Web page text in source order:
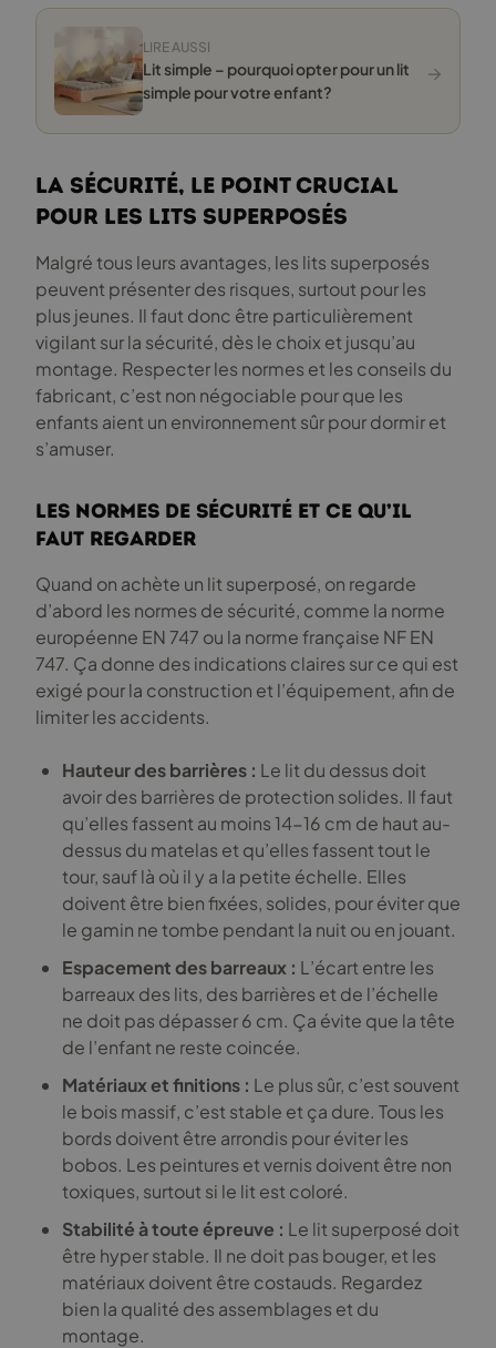
LIRE AUSSI
Lit simple – pourquoi opter pour un lit
simple pour votre enfant?
→
La Sécurité, le point crucial
pour les lits superposés
Malgré tous leurs avantages, les lits superposés
peuvent présenter des risques, surtout pour les
plus jeunes. Il faut donc être particulièrement
vigilant sur la sécurité, dès le choix et jusqu’au
montage. Respecter les normes et les conseils du
fabricant, c’est non négociable pour que les
enfants aient un environnement sûr pour dormir et
s’amuser.
Les normes de sécurité et ce qu’il
faut regarder
Quand on achète un lit superposé, on regarde
d’abord les normes de sécurité, comme la norme
européenne EN 747 ou la norme française NF EN
747. Ça donne des indications claires sur ce qui est
exigé pour la construction et l’équipement, afin de
limiter les accidents.
Hauteur des barrières : Le lit du dessus doit
avoir des barrières de protection solides. Il faut
qu’elles fassent au moins 14-16 cm de haut au-
dessus du matelas et qu’elles fassent tout le
tour, sauf là où il y a la petite échelle. Elles
doivent être bien fixées, solides, pour éviter que
le gamin ne tombe pendant la nuit ou en jouant.
Espacement des barreaux : L’écart entre les
barreaux des lits, des barrières et de l’échelle
ne doit pas dépasser 6 cm. Ça évite que la tête
de l’enfant ne reste coincée.
Matériaux et finitions : Le plus sûr, c’est souvent
le bois massif, c’est stable et ça dure. Tous les
bords doivent être arrondis pour éviter les
bobos. Les peintures et vernis doivent être non
toxiques, surtout si le lit est coloré.
Stabilité à toute épreuve : Le lit superposé doit
être hyper stable. Il ne doit pas bouger, et les
matériaux doivent être costauds. Regardez
bien la qualité des assemblages et du
montage.